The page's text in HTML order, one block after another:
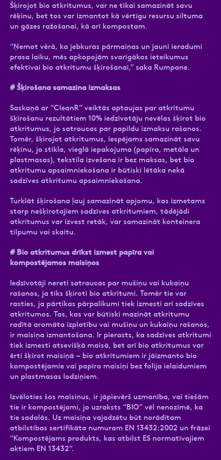
Šķirojot bio atkritumus, var ne tikai samazināt savu
rēķinu, bet tos var izmantot kā vērtīgu resursu siltuma
un gāzes ražošanai, kā arī kompostam.
“Ņemot vērā, ka jebkuras pārmaiņas un jauni ieradumi
prasa laiku, mēs apkopojām svarīgākos ieteikumus
efektīvai bio atkritumu šķirošanai,” saka Rumpane.
# Šķirošana samazina izmaksas
Saskaņā ar “CleanR” veiktās aptaujas par atkritumu
šķirošanu rezultātiem 10% iedzīvotāju nevēlas šķirot bio
atkritumus, jo satraucas par papildu izmaksu rašanos.
Tomēr, šķirojot atkritumus, iespējams samazināt savu
rēķinu, jo stikla, vieglā iepakojuma (papīra, metāla un
plastmasas), tekstila izvešana ir bez maksas, bet bio
atkritumu apsaimniekošana ir būtiski lētāka nekā
sadzīves atkritumu apsaimniekošana.
Turklāt šķirošana ļauj samazināt apjomu, kas izmetams
starp nešķirotajiem sadzīves atkritumiem, tādējādi
atkritumus var izvest retāk, var samazināt konteinera
tilpumu vai skaitu.
# Bio atkritumus drīkst izmest papīra vai
kompostējamos maisiņos
Iedzīvotāji nereti satraucas par mušiņu vai kukaiņu
rašanos, ja tiks šķiroti bio atkritumi. Tomēr tie var
rasties, ja pārtikas pārpalikumi tiek izmesti arī sadzīves
atkritumos. Tas, kas var būtiski mazināt atkritumu
radītā aromāta izplatību vai mušiņu un kukaiņu rašanos,
ir maisiņa izmantošana. Ir pierasts, ka sadzīves atkritumi
tiek izmesti atsevišķā maisā, bet arī bio atkritumus var
ērti šķirot maisiņā – bio atkritumiem ir jāizmanto bio
kompostējamie vai papīra maisiņi bez folija ielaidumiem
un plastmasas lodziņiem.
Izvēloties šos maisiņus, ir jāpievērš uzmanība, vai tiešām
tie ir kompostējami, jo uzraksts “BIO” vēl nenozīmē, ka
tie sadalās. Uz maisiņa vajadzētu būt norādītam
atbilstības sertifikāta numuram EN 13432:2002 un frāzei
“Kompostējams produkts, kas atbilst ES normatīvajiem
aktiem EN 13432”.